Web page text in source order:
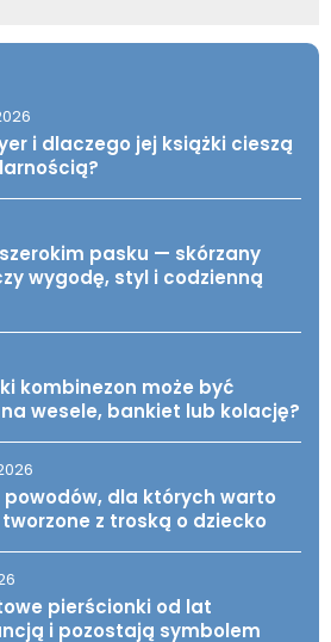
i dlaczego jej książki cieszą
pasku — skórzany
wygodę, styl i codzienną
kombinezon może być
wesele, bankiet lub kolację?
powodów, dla których warto
z troską o dziecko
pierścionki od lat
i pozostają symbolem